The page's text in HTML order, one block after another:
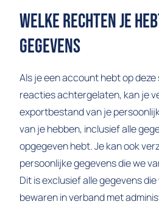
Welke Rechten Je
Gegevens
Als je een account hebt op
reacties achtergelaten, kan je
exportbestand van je
van je hebben, inclusief alle
opgegeven hebt. Je kan ook
persoonlijke gegevens die we
Dit is exclusief alle gegevens
bewaren in verband met